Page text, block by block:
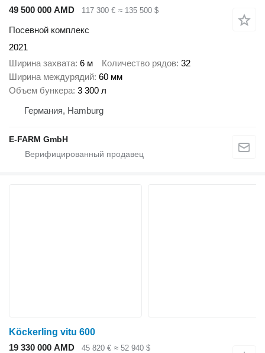
49 500 000 AMD
117 300 € ≈ 135 500 $
Посевной комплекс
2021
Ширина захвата 6 м Количество рядов 32
Ширина междурядий 60 мм
Объем бункера 3 300 л
Германия, Hamburg
E-FARM GmbH
Köckerling vitu 600
19 330 000 AMD
45 820 € ≈ 52 940 $